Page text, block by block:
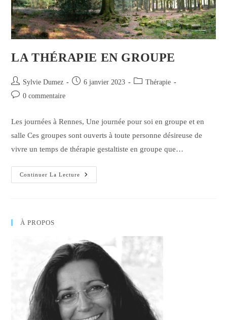
LA THÉRAPIE EN GROUPE
Auteur/autrice
de
Sylvie Dumez
Publication
6 janvier 2023
PostThérapie
Commentaires
publication :
0 commentaire
Les journées à Rennes, Une journée pour soi en groupe et en
salle Ces groupes sont ouverts à toute personne désireuse de
vivre un temps de thérapie gestaltiste en groupe que…
Continuer La Lecture
La
Thérapie
À PROPOS